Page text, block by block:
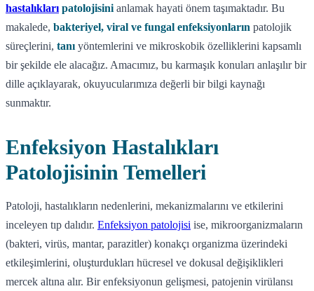
hastalıkları patolojisini anlamak hayati önem taşımaktadır. Bu
makalede, bakteriyel, viral ve fungal enfeksiyonların patolojik
süreçlerini, tanı yöntemlerini ve mikroskobik özelliklerini kapsamlı
bir şekilde ele alacağız. Amacımız, bu karmaşık konuları anlaşılır bir
dille açıklayarak, okuyucularımıza değerli bir bilgi kaynağı
sunmaktır.
Enfeksiyon Hastalıkları
Patolojisinin Temelleri
Patoloji, hastalıkların nedenlerini, mekanizmalarını ve etkilerini
inceleyen tıp dalıdır. Enfeksiyon patolojisi ise, mikroorganizmaların
(bakteri, virüs, mantar, parazitler) konakçı organizma üzerindeki
etkileşimlerini, oluşturdukları hücresel ve dokusal değişiklikleri
mercek altına alır. Bir enfeksiyonun gelişmesi, patojenin virülansı